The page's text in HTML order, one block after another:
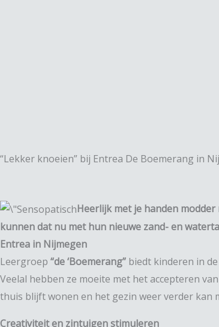
“Lekker knoeien” bij Entrea De Boemerang in
Heerlijk met je handen
kunnen dat nu met hun nieuwe zand- en
Entrea in Nijmegen
Leergroep “de ‘Boemerang” biedt kinderen in
Veelal hebben ze moeite met het accepteren
thuis blijft wonen en het gezin weer verder kan
Creativiteit en zintuigen stimuleren